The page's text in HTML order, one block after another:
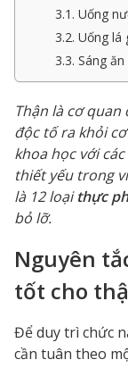
3.1. Uống
3.2. Uống
3.3. Sáng
Thận là cơ
độc tố ra khỏi
khoa học với
thiết yếu trong
là 12 loạithực
bỏ lỡ.
Nguyên
tốt cho
Để duy trì chức
cần tuân theo